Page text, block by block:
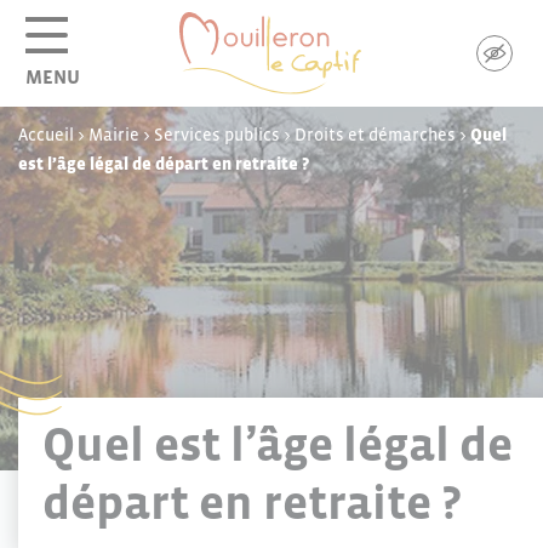
MENU
Accueil >Mairie> Services publics>Droits et démarches>Quel
est l’âge légal de départ en retraite ?
Quel est l’âge légal de
départ en retraite ?
Panneau de gestion des cookies